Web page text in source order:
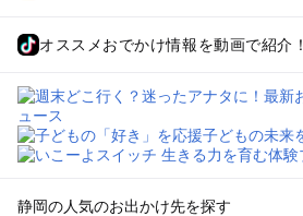
オススメおでかけ情報を動画で紹介！
静岡の人気のお出かけ先を探す